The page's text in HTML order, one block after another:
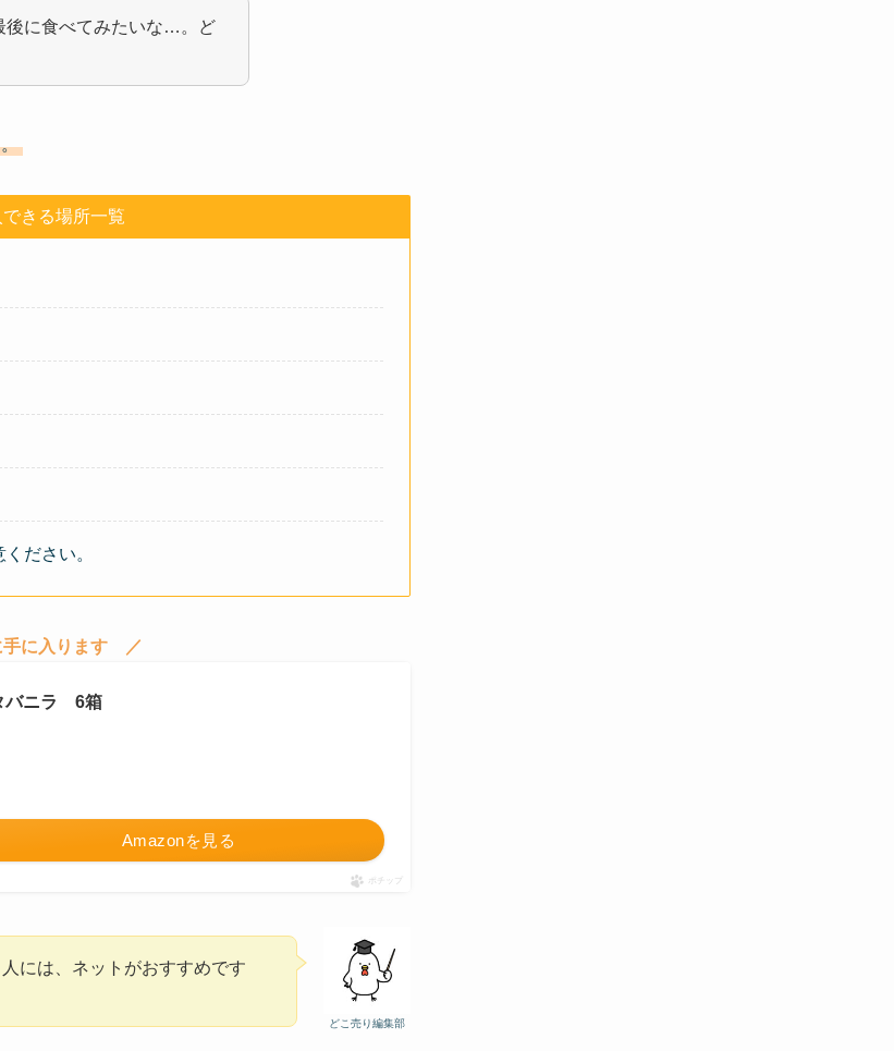
後に食べてみたいな…。ど
きる場所一覧
ださい。
に入ります ／
バニラ 6箱
Amazonを見る
ポチップ
どこ売り編集部
には、ネットがおすすめです